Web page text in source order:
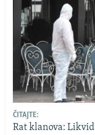
ČITAJTE:
Rat klanova: